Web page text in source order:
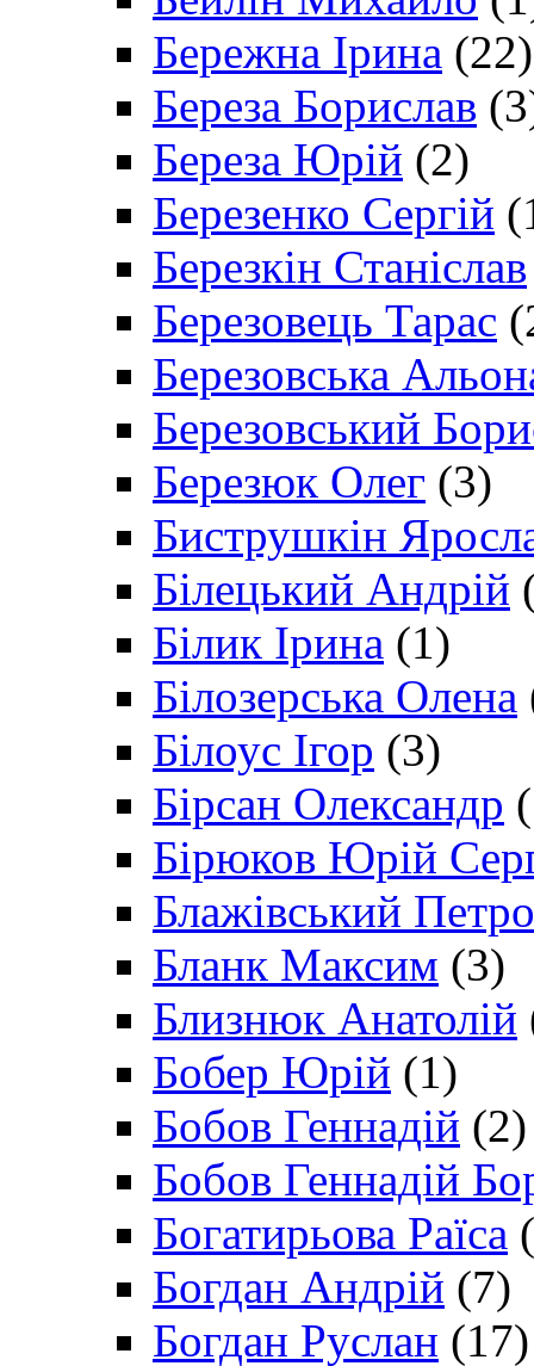
Бережна Ірина (22)
Береза Борислав
Береза Юрій (2)
Березенко Сергій
Березкін Станіслав
Березовець Тарас
Березовська
Березовський
Березюк Олег (3)
Биструшкін
Білецький Андрій
Білик Ірина (1)
Білозерська Олена
Білоус Ігор (3)
Бірсан Олександр
Бірюков Юрій
Блажівський Петро
Бланк Максим (3)
Близнюк Анатолій
Бобер Юрій (1)
Бобов Геннадій (2)
Бобов Геннадій
Богатирьова Раїса
Богдан Андрій (7)
Богдан Руслан (17)